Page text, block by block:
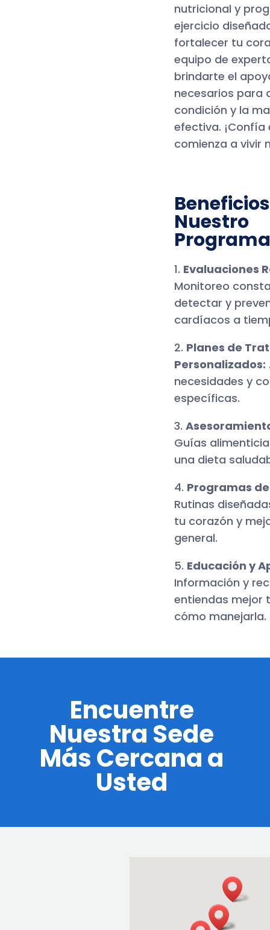
nutricional y
ejercicio
fortalecer tu
equipo de
brindarte el
necesarios para
condición y la
efectiva.
comienza a vivir
Nuestro
Programa
1. Evaluaciones
Monitoreo
detectar y
cardíacos a
2. Planes de
Personalizados:
necesidades y
específicas.
3.
Guías
una dieta
4. Programas
Rutinas
tu corazón y
general.
5. Educación y
Información y
entiendas mejor
cómo manejarla.
Encuentre
Nuestra Sede
Más Cercana a
Usted